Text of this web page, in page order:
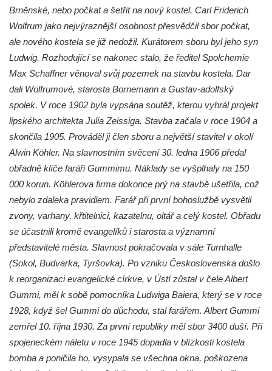
u Vojkovic
Kaple svatého Bartoloměje v Bukolu
Hřbitovní kaple na hřbitově v Lužci nad
Vltavou
Márnice na hřbitově v Lužci nad Vltavou
Kostel svatého Havla na hřbitově v
Hrobčicích
Kaple svatého Vavřince v Mirošovicích
Márnice na hřbitově v Račicích
Márnice na hřbitově v Dobříni
Kaple Nejsvětější Trojice v centru Liběšic
Výklenková kaple na rozcestí na jižním
okraji Liběšic
Kostel svaté Kateřiny v Chouči
Kaple svatého Blažeje východně od Lužice
Kostel svatého Augustina v Lužici
Márnice na hřbitově v Lužici
Kostel svatého Martina v Kozlech
Brněnské, nebo počkat a šetřit na nový kostel. Carl Friderich
Wolfrum jako nejvýraznější osobnost přesvědčil sbor počkat,
ale nového kostela se již nedožil. Kurátorem sboru byl jeho syn
Ludwig. Rozhodující se nakonec stalo, že ředitel Spolchemie
Max Schaffner věnoval svůj pozemek na stavbu kostela. Dar
dali Wolfrumové, starosta Bornemann a Gustav-adolfský
spolek. V roce 1902 byla vypsána soutěž, kterou vyhrál projekt
lipského architekta Julia Zeissiga. Stavba začala v roce 1904 a
skončila 1905. Prováděl ji člen sboru a největší stavitel v okolí
Alwin Köhler. Na slavnostním svěcení 30. ledna 1906 předal
obřadně klíče faráři Gummimu. Náklady se vyšplhaly na 150
000 korun. Köhlerova firma dokonce prý na stavbě ušetřila, což
nebylo zdaleka pravidlem. Farář při první bohoslužbě vysvětil
zvony, varhany, křtitelnici, kazatelnu, oltář a celý kostel. Obřadu
se účastnili kromě evangelíků i starosta a významní
představitelé města. Slavnost pokračovala v sále Turnhalle
(Sokol, Budvarka, Tyršovka). Po vzniku Československa došlo
k reorganizaci evangelické církve, v Ústí zůstal v čele Albert
Gummi, měl k sobě pomocníka Ludwiga Baiera, který se v roce
1928, když šel Gummi do důchodu, stal farářem. Albert Gummi
zemřel 10. října 1930. Za první republiky měl sbor 3400 duší. Při
spojeneckém náletu v roce 1945 dopadla v blízkosti kostela
bomba a poničila ho, vysypala se všechna okna, poškozena